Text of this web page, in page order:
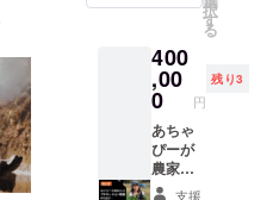
所：北
秋川自
然休暇
190-
0205 東
京都 西
光沢が
ありま
す。 ま
た、亀
の尾は
米アレ
ルギー
の方で
ク飲み
放題 15
種類の
サウナ
ブース
を楽し
める！
・全15
択
す
る
400
,00
0 円
残り3
あちゃ
ぴーが
農家さ
んのプ
支援